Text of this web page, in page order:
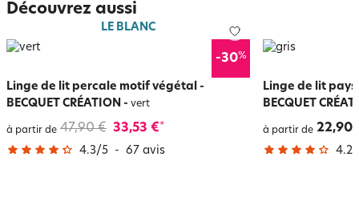
Découvrez aussi
LE BLANC
-30%
Linge de lit percale motif végétal -
BECQUET CRÉATION - vert
à partir de 47,90 € 33,53 €*
4.3/5 - 67 avis
Linge de lit
BECQUET
à partir de 22,90
4.2